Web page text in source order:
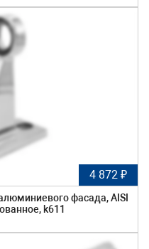
4 872 ₽
фасада, AISI
k611